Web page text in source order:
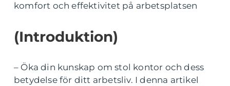
komfort och effektivitet på arbetsplatsen
(Introduktion)
– Öka din kunskap om stol kontor och dess
betydelse för ditt arbetsliv. I denna artikel